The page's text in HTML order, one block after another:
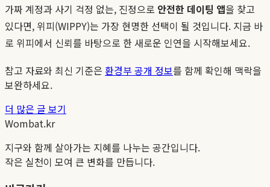
가짜 계정과 사기 걱정 없는, 진정으로 안전한 데이팅 앱을 찾고
있다면, 위피(WIPPY)는 가장 현명한 선택이 될 것입니다. 지금 바
로 위피에서 신뢰를 바탕으로 한 새로운 인연을 시작해보세요.
참고 자료와 최신 기준은 환경부 공개 정보를 함께 확인해 맥락을
보완하세요.
더 많은 글 보기
Wombat.kr
지구와 함께 살아가는 지혜를 나누는 공간입니다.
작은 실천이 모여 큰 변화를 만듭니다.